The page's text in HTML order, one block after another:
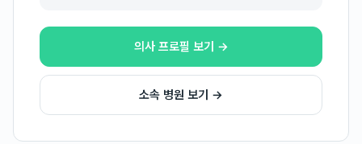
의사 프로필 보기 →
소속 병원 보기 →